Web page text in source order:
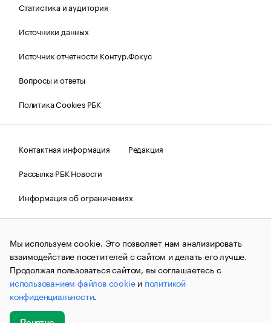
Статистика и аудитория
Источники данных
Источник отчетности Контур.Фокус
Вопросы и ответы
Политика Cookies РБК
Контактная информация
Редакция
Рассылка РБК Новости
Информация об ограничениях
Правовая информация
О соблюдении авторских прав
© АО «РОСБИЗНЕСКОНСАЛТИНГ»,1995–2026.Сообщения
и материалы информационного агентства «РБК»
(зарегистрировано Федеральной службой по надзору в сфере
связи, информационных технологий и массовых
коммуникаций (Роскомнадзор) 09.12.2015 за номером ИА
№ФС77-63848) сопровождаются пометкой «РБК». Отдельные
публикации могут содержать информацию,
не предназначенную для пользователей
Мы используем cookie. Это позволяет нам анализировать
взаимодействие посетителей с сайтом и делать его лучше.
Продолжая пользоваться сайтом, вы соглашаетесь с
использованием файлов cookieи политикой
конфиденциальности.